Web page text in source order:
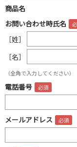
商品名
お問い合わせ時氏名
［姓］
［名］
（全角で入力してください）
電話番号
メールアドレス